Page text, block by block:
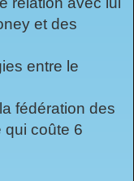
et des
entre le
fédération des
qui coûte 6